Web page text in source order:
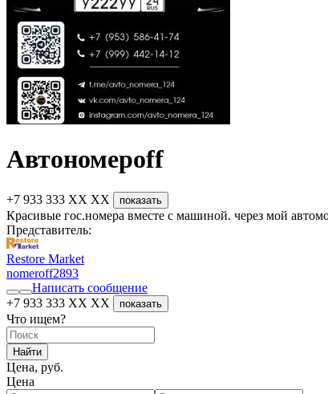
Автономероff
+7 933 333 XX XX показать
Красивые гос.номера вместе с машиной. через мой
Представитель:
Restore Market
nomeroff2893
Написать сообщение
+7 933 333 XX XX
показать
Что ищем?
Найти
Цена, руб.
Цена